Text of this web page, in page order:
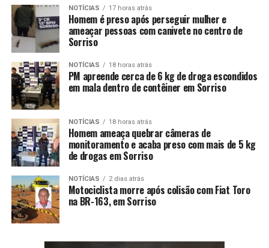
NOTÍCIAS 17 horas atrás
Homem é preso após perseguir mulher e
ameaçar pessoas com canivete no centro de
Sorriso
NOTÍCIAS 18 horas atrás
PM apreende cerca de 6 kg de droga escondidos
em mala dentro de contêiner em Sorriso
NOTÍCIAS 18 horas atrás
Homem ameaça quebrar câmeras de
monitoramento e acaba preso com mais de 5 kg
de drogas em Sorriso
NOTÍCIAS 2 dias atrás
Motociclista morre após colisão com Fiat Toro
na BR-163, em Sorriso